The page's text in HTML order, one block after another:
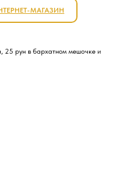
МАГАЗИН
25 рун в бархатном мешочке и